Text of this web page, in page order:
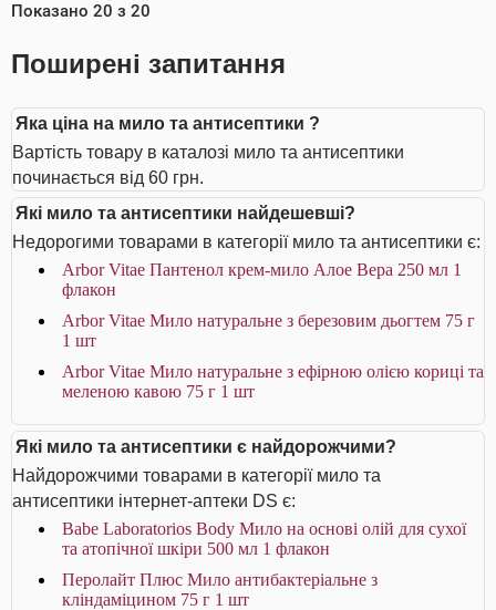
Показано 20 з 20
Поширені запитання
Яка ціна на мило та антисептики ?
Вартість товару в каталозі мило та антисептики
починається від 60 грн.
Які мило та антисептики найдешевші?
Недорогими товарами в категорії мило та антисептики є:
Arbor Vitae Пантенол крем-мило Алое Вера 250 мл 1
флакон
Arbor Vitae Мило натуральне з березовим дьогтем 75 г
1 шт
Arbor Vitae Мило натуральне з ефірною олією кориці та
меленою кавою 75 г 1 шт
Які мило та антисептики є найдорожчими?
Найдорожчими товарами в категорії мило та
антисептики інтернет-аптеки DS є:
Babe Laboratorios Body Мило на основі олій для сухої
та атопічної шкіри 500 мл 1 флакон
Перолайт Плюс Мило антибактеріальне з
кліндаміцином 75 г 1 шт